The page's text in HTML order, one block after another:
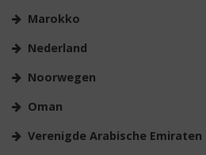
Marokko
Nederland
Noorwegen
Oman
Verenigde Arabische Emiraten